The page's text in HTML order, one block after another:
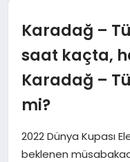
MAGAZIN
SPOR
Karadağ –
saat kaçta,
Karadağ –
mi?
2022 Dünya Kupası
beklenen